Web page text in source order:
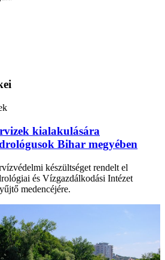
kialakulására
Bihar megyében
készültséget rendelt el
és Vízgazdálkodási Intézet
medencéjére.